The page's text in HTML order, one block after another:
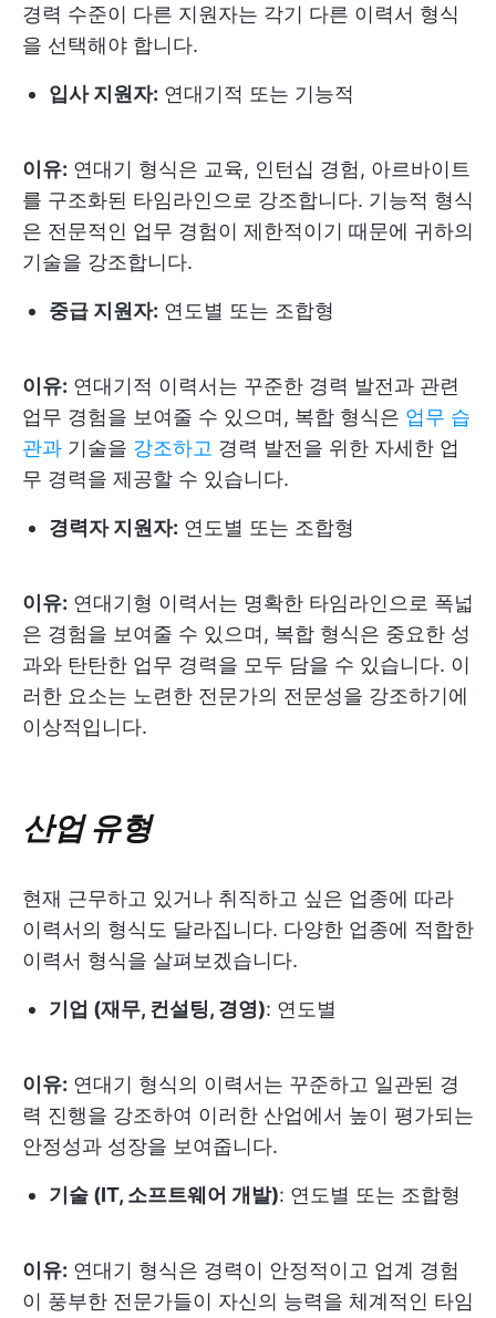
경력 수준이 다른 지원자는 각기 다른 이력서 형식
을 선택해야 합니다.
입사 지원자: 연대기적 또는 기능적
이유: 연대기 형식은 교육, 인턴십 경험, 아르바이트
를 구조화된 타임라인으로 강조합니다. 기능적 형식
은 전문적인 업무 경험이 제한적이기 때문에 귀하의
기술을 강조합니다.
중급 지원자: 연도별 또는 조합형
이유: 연대기적 이력서는 꾸준한 경력 발전과 관련
업무 경험을 보여줄 수 있으며, 복합 형식은 업무 습
관과 기술을 강조하고 경력 발전을 위한 자세한 업
무 경력을 제공할 수 있습니다.
경력자 지원자: 연도별 또는 조합형
이유: 연대기형 이력서는 명확한 타임라인으로 폭넓
은 경험을 보여줄 수 있으며, 복합 형식은 중요한 성
과와 탄탄한 업무 경력을 모두 담을 수 있습니다. 이
러한 요소는 노련한 전문가의 전문성을 강조하기에
이상적입니다.
산업 유형
현재 근무하고 있거나 취직하고 싶은 업종에 따라
이력서의 형식도 달라집니다. 다양한 업종에 적합한
이력서 형식을 살펴보겠습니다.
기업 (재무, 컨설팅, 경영): 연도별
이유: 연대기 형식의 이력서는 꾸준하고 일관된 경
력 진행을 강조하여 이러한 산업에서 높이 평가되는
안정성과 성장을 보여줍니다.
기술 (IT, 소프트웨어 개발): 연도별 또는 조합형
이유: 연대기 형식은 경력이 안정적이고 업계 경험
이 풍부한 전문가들이 자신의 능력을 체계적인 타임